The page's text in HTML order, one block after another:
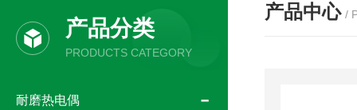
产品分类
PRODUCTS CATEGORY
耐磨热电偶
产品中心 /